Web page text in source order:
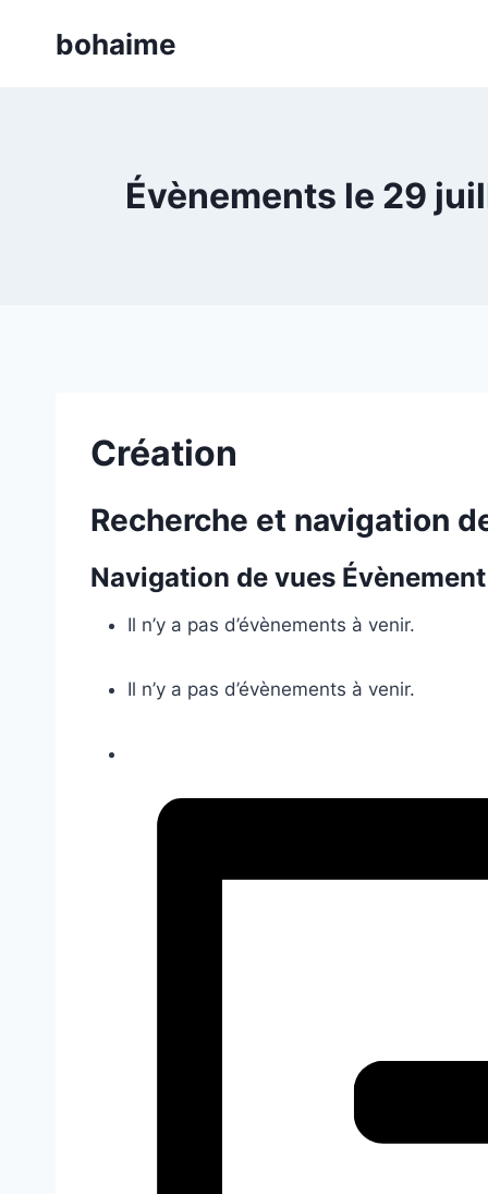
bohaime
Évènements le 29
Création
Recherche et navigation
Navigation de vues Évènement
Il n’y a pas d’évènements à venir.
Il n’y a pas d’évènements à venir.